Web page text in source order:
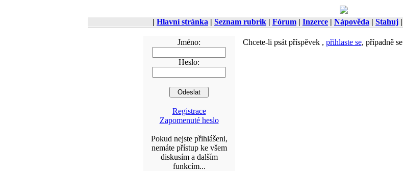
| Hlavní stránka | Seznam rubrik | Fórum | Inzerce | Nápověda | Stahuj |
Jméno:
Heslo:
Registrace
Zapomenuté heslo
Pokud nejste přihlášeni,
nemáte přístup ke všem
diskusím a dalším
funkcím...
Chcete-li psát příspěvek , přihlaste se, případně se